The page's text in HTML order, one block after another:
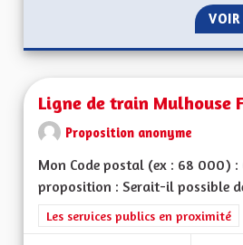
Ligne de train Mulhouse
Proposition anonyme
Mon Code postal (ex : 68 000)
proposition : Serait-il possible
Filtrer les résultats de la
Les services publics en proximité